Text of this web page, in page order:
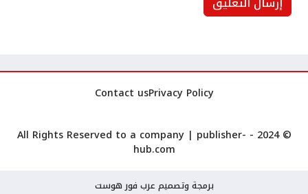
Privacy Policy
Contact us
© 2024 - All Rights Reserved to a company |
publisher-
hub.com
برمجة وتصميم عرب فور هوست